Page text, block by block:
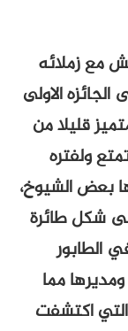
مع زملائه
الاولى
قليلا من
ولفتره
بعض الشيوخ،
شكل طائرة
الطابور
مما
اكتشفت